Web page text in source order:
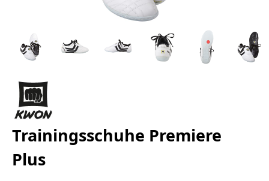
Trainingsschuhe Premiere
Plus